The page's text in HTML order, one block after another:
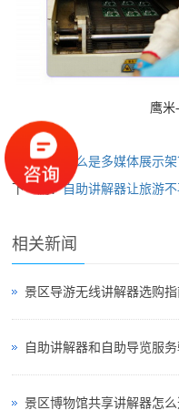
鹰米
上一篇：
什么是多媒体展示架
下一篇：自助讲解器让旅游不
相关新闻
自助讲解器和自助导览服